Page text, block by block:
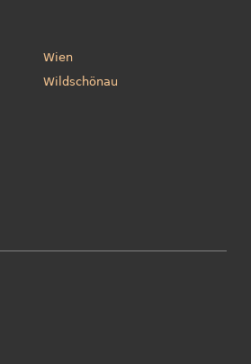
Wien
Wildschönau